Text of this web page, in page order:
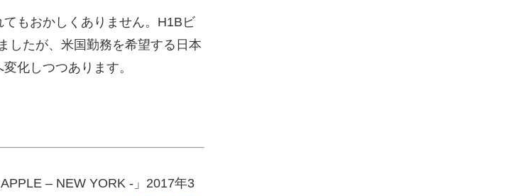
もおかしくありません。H1Bビ
したが、米国勤務を希望する日本
化しつつあります。
– NEW YORK -」2017年3